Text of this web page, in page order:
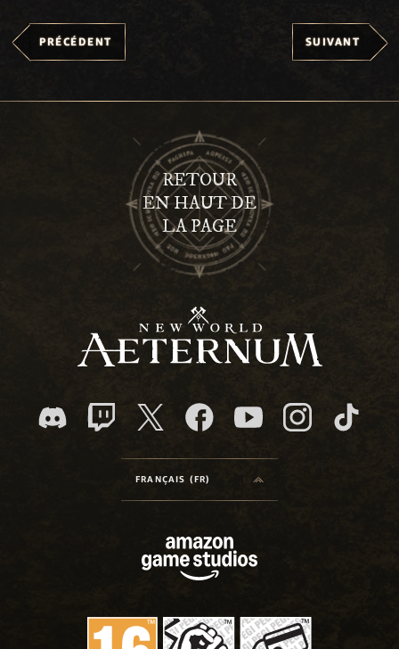
PRÉCÉDENT SUIVANT
RETOUR
EN HAUT DE
LA PAGE
FRANÇAIS (FR)